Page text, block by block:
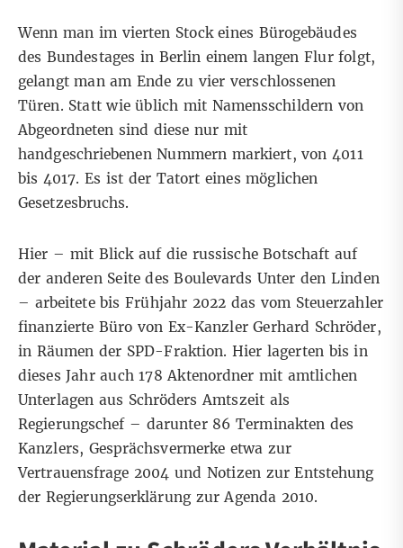
Wenn man im vierten Stock eines Bürogebäudes
des Bundestages in Berlin einem langen Flur folgt,
gelangt man am Ende zu vier verschlossenen
Türen. Statt wie üblich mit Namensschildern von
Abgeordneten sind diese nur mit
handgeschriebenen Nummern markiert, von 4011
bis 4017. Es ist der Tatort eines möglichen
Gesetzesbruchs.
Hier – mit Blick auf die russische Botschaft auf
der anderen Seite des Boulevards Unter den Linden
– arbeitete bis Frühjahr 2022 das vom Steuerzahler
finanzierte Büro von Ex-Kanzler Gerhard Schröder,
in Räumen der SPD-Fraktion. Hier lagerten bis in
dieses Jahr auch 178 Aktenordner mit amtlichen
Unterlagen aus Schröders Amtszeit als
Regierungschef – darunter 86 Terminakten des
Kanzlers, Gesprächsvermerke etwa zur
Vertrauensfrage 2004 und Notizen zur Entstehung
der Regierungserklärung zur Agenda 2010.